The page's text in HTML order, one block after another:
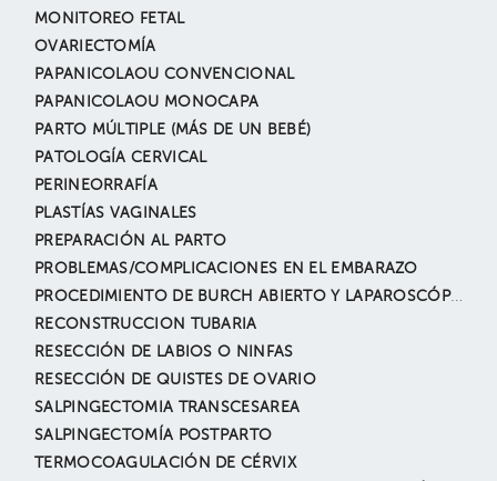
MONITOREO FETAL
OVARIECTOMÍA
PAPANICOLAOU CONVENCIONAL
PAPANICOLAOU MONOCAPA
PARTO MÚLTIPLE (MÁS DE UN BEBÉ)
PATOLOGÍA CERVICAL
PERINEORRAFÍA
PLASTÍAS VAGINALES
PREPARACIÓN AL PARTO
PROBLEMAS/COMPLICACIONES EN EL EMBARAZO
PROCEDIMIENTO DE BURCH ABIERTO Y LAPAROSCÓPICO
RECONSTRUCCION TUBARIA
RESECCIÓN DE LABIOS O NINFAS
RESECCIÓN DE QUISTES DE OVARIO
SALPINGECTOMIA TRANSCESAREA
SALPINGECTOMÍA POSTPARTO
TERMOCOAGULACIÓN DE CÉRVIX